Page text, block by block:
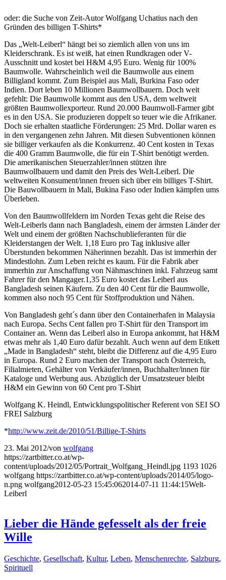
oder: die Suche von Zeit-Autor Wolfgang Uchatius nach den
Gründen des billigen T-Shirts*
Das „Welt-Leiberl“ hängt bei so ziemlich allen von uns im
Kleiderschrank. Es ist weiß, hat einen Rundkragen oder V-
Ausschnitt und kostet bei H&M 4,95 Euro. Wenig für 100%
Baumwolle. Wahrscheinlich weil die Baumwolle aus einem
Billigland kommt. Zum Beispiel aus Mali, Burkina Faso oder
Indien. Dort leben 10 Millionen Baumwollbauern. Doch weit
gefehlt: Die Baumwolle kommt aus den USA, dem weltweit
größten Baumwollexporteur. Rund 20.000 Baumwoll-Farmer gibt
es in den USA. Sie produzieren doppelt so teuer wie die Afrikaner.
Doch sie erhalten staatliche Förderungen: 25 Mrd. Dollar waren es
in den vergangenen zehn Jahren. Mit diesen Subventionen können
sie billiger verkaufen als die Konkurrenz. 40 Cent kosten in Texas
die 400 Gramm Baumwolle, die für ein T-Shirt benötigt werden.
Die amerikanischen Steuerzahler/innen stützen ihre
Baumwollbauern und damit den Preis des Welt-Leiberl. Die
weltweiten Konsument/innen freuen sich über ein billiges T-Shirt.
Die Bauwollbauern in Mali, Bukina Faso oder Indien kämpfen ums
Überleben.
Von den Baumwollfeldern im Norden Texas geht die Reise des
Welt-Leiberls dann nach Bangladesh, einem der ärmsten Länder der
Welt und einem der größten Nachschublieferanten für die
Kleiderstangen der Welt. 1,18 Euro pro Tag inklusive aller
Überstunden bekommen Näherinnen bezahlt. Das ist immerhin der
Mindestlohn. Zum Leben reicht es kaum. Für die Fabrik aber
immerhin zur Anschaffung von Nähmaschinen inkl. Fahrzeug samt
Fahrer für den Mangager.1,35 Euro kostet das Leiberl aus
Bangladesh seinen Käufern. Zu den 40 Cent für die Baumwolle,
kommen also noch 95 Cent für Stoffproduktion und Nähen.
Von Bangladesh geht´s dann über den Containerhafen in Malaysia
nach Europa. Sechs Cent fallen pro T-Shirt für den Transport im
Container an. Wenn das Leiberl also in Europa ankommt, hat H&M
etwas mehr als 1,40 Euro dafür bezahlt. Auch wenn auf dem Etikett
„Made in Bangladesh“ steht, bleibt die Differenz auf die 4,95 Euro
in Europa. Rund 2 Euro machen der Transport nach Österreich,
Filialmieten, Gehälter von Verkäufer/innen, Buchhalter/innen für
Kataloge und Werbung aus. Abzüglich der Umsatzsteuer bleibt
H&M ein Gewinn von 60 Cent pro T-Shirt
Wolfgang K. Heindl, Entwicklungspolitischer Referent von SEI SO
FREI Salzburg
*http://www.zeit.de/2010/51/Billige-T-Shirts
23. Mai 2012/von wolfgang
https://zartbitter.co.at/wp-
content/uploads/2012/05/Portrait_Wolfgang_Heindl.jpg 1193 1026
wolfgang https://zartbitter.co.at/wp-content/uploads/2014/05/logo-
n.png wolfgang2012-05-23 15:45:062014-07-11 11:44:15Welt-
Leiberl
Lieber die Hände gefesselt als der freie
Wille
Geschichte, Gesellschaft, Kultur, Leben, Menschenrechte, Salzburg,
Spirituell